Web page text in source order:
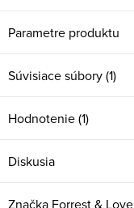
Parametre produktu
Súvisiace súbory (1)
Hodnotenie (1)
Diskusia
Značka Forrest & Love